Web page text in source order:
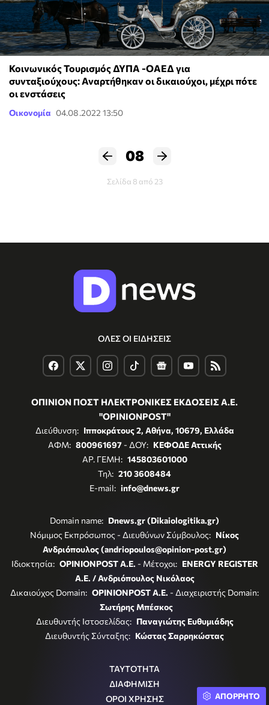
Κοινωνικός Τουρισμός ΔΥΠΑ -ΟΑΕΔ για
συνταξιούχους: Αναρτήθηκαν οι δικαιούχοι, μέχρι πότε
οι ενστάσεις
Οικονομία 04.08.2022 13:50
08
Σελίδα 8 από 23
ΟΛΕΣ ΟΙ ΕΙΔΗΣΕΙΣ
ΟΠΙΝΙΟΝ ΠΟΣΤ ΗΛΕΚΤΡΟΝΙΚΕΣ ΕΚΔΟΣΕΙΣ Α.Ε.
"OPINIONPOST"
Διεύθυνση: Ιπποκράτους 2, Αθήνα, 10679, Ελλάδα
ΑΦΜ: 800961697- ΔΟΥ: ΚΕΦΟΔΕ Αττικής
ΑΡ. ΓΕΜΗ: 145803601000
Τηλ: 210 3608484
E-mail: info@dnews.gr
Domain name: Dnews.gr (Dikaiologitika.gr)
Νόμιμος Εκπρόσωπος - Διευθύνων Σύμβουλος: Νίκος
Ανδριόπουλος (andriopoulos@opinion-post.gr)
Ιδιοκτησία: OPINIONPOST A.E. - Μέτοχοι: ENERGY REGISTER
Α.Ε. / Ανδριόπουλος Νικόλαος
Δικαιούχος Domain: OPINIONPOST A.E. - Διαχειριστής Domain:
Σωτήρης Μπέσκος
Διευθυντής Ιστοσελίδας: Παναγιώτης Ευθυμιάδης
Διευθυντής Σύνταξης: Κώστας Σαρρηκώστας
ΤΑΥΤΟΤΗΤΑ
ΔΙΑΦΗΜΙΣΗ
ΟΡΟΙ ΧΡΗΣΗΣ
ΑΠΟΡΡΗΤΟ